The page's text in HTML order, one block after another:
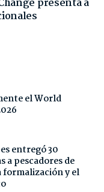
el World
entregó 30
a pescadores de
formalización y el